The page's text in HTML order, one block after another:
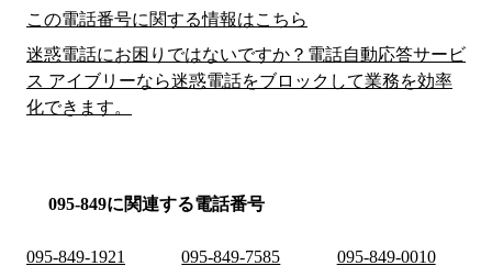
この電話番号に関する情報はこちら
迷惑電話にお困りではないですか？電話自動応答サービ
ス アイブリーなら迷惑電話をブロックして業務を効率
化できます。
095-849に関連する電話番号
095-849-1921 095-849-7585
095-849-0010